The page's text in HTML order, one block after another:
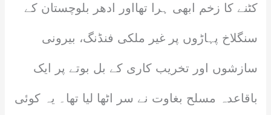
کٹنے کا زخم ابھی ہرا تھااور ادھر بلوچستان کے
سنگلاخ پہاڑوں پر غیر ملکی فنڈنگ، بیرونی
سازشوں اور تخریب کاری کے بل بوتے پر ایک
باقاعدہ مسلح بغاوت نے سر اٹھا لیا تھا۔ یہ کوئی